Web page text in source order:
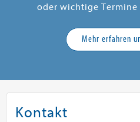
oder wichtige
Mehr erfahren
Kontakt